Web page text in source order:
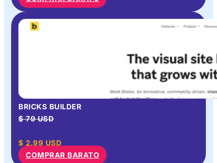
BRICKS BUILDER
$ 79 USD
$ 2.99 USD
COMPRAR BARATO